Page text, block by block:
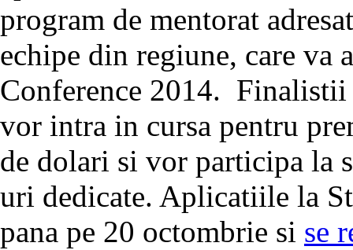
program de mentorat
echipe din regiune, care va
Conference 2014.
vor intra in cursa pentru
de dolari si vor participa la
uri dedicate. Aplicatiile la
pana pe 20 octombrie si se